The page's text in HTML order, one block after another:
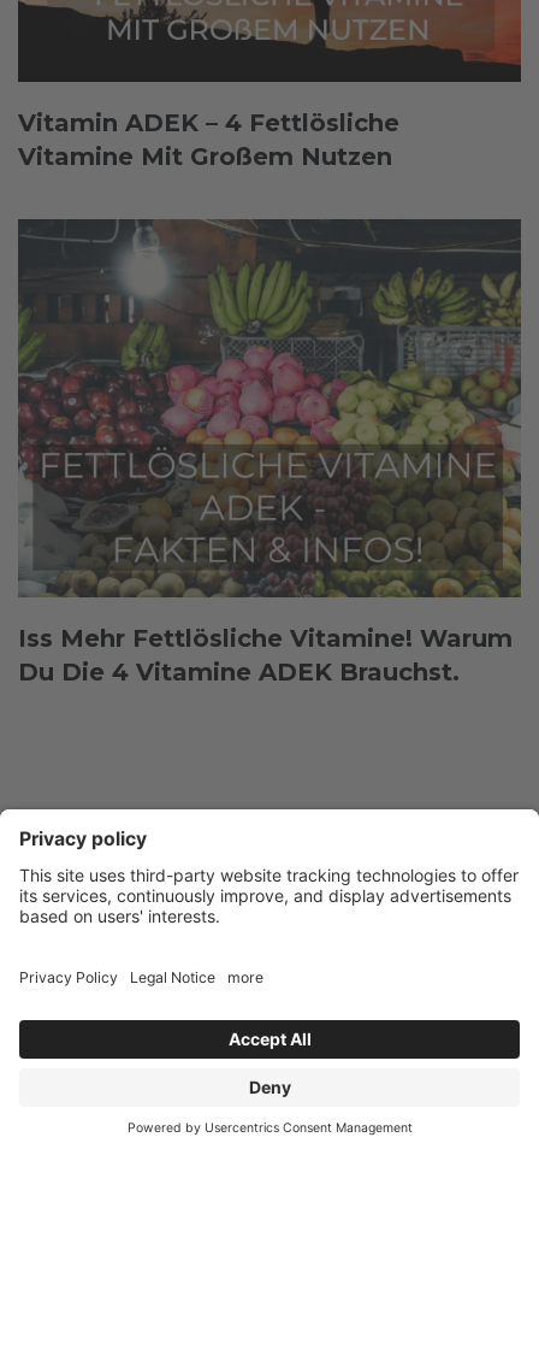
Vitamin ADEK – 4 Fettlösliche
Vitamine Mit Großem Nutzen
Iss Mehr Fettlösliche Vitamine! Warum
Du Die 4 Vitamine ADEK Brauchst.